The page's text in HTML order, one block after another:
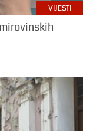
VIJESTI